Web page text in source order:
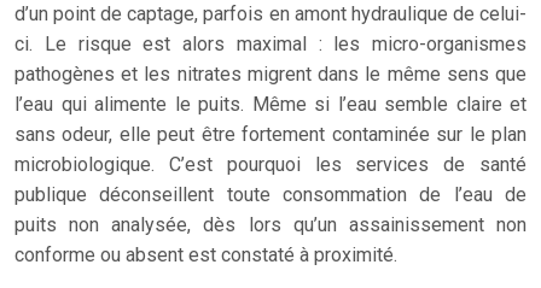
d’un point de captage, parfois en amont hydraulique de celui-
ci. Le risque est alors maximal : les micro-organismes
pathogènes et les nitrates migrent dans le même sens que
l’eau qui alimente le puits. Même si l’eau semble claire et
sans odeur, elle peut être fortement contaminée sur le plan
microbiologique. C’est pourquoi les services de santé
publique déconseillent toute consommation de l’eau de
puits non analysée, dès lors qu’un assainissement non
conforme ou absent est constaté à proximité.